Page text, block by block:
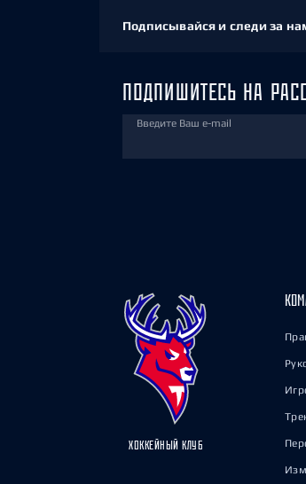
Подписывайся и следи за
ПОДПИШИТЕСЬ НА
Введите Ваш e-mail
ХОККЕЙНЫЙ КЛУБ